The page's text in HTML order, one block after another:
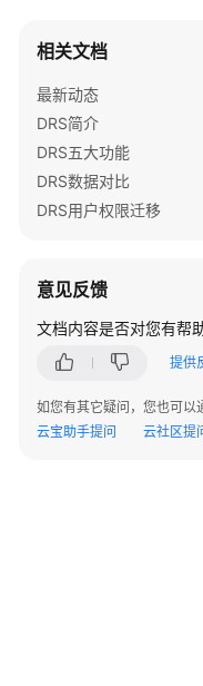
功
能
特
性
格
说
数
类
型
射
关
相关文档
最新动态
DRS简介
DRS五大功能
DRS数据对比
DRS用户权限迁移
意见反馈
文档内容是否对您有帮
提供
如您有其它疑问，您也可以
云宝助手提问
云社区提